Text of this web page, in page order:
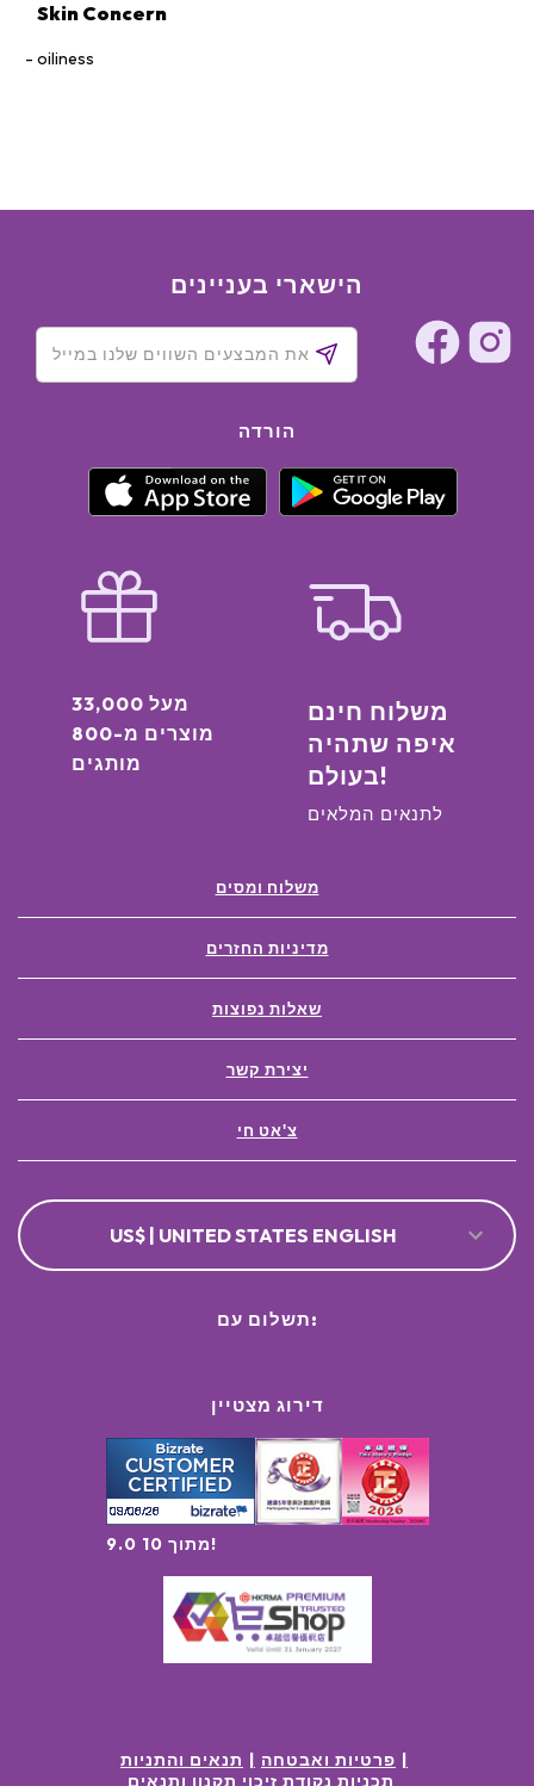
Skin Concern
oiliness
הישארי בעניינים
הורדה
מעל 33,000
מוצרים מ-800
מותגים
משלוח חינם
איפה שתהיה
בעולם!
לתנאים המלאים
משלוח ומסים
מדיניות החזרים
שאלות נפוצות
יצירת קשר
צ'אט חי
US$ | UNITED STATES ENGLISH
דירוג מצטיין
9.0 מתוך 10!
תשלום עם:
פרטיות ואבטחה
תנאים והתניות
תכניות נקודת זיכוי תקנון ותנאים